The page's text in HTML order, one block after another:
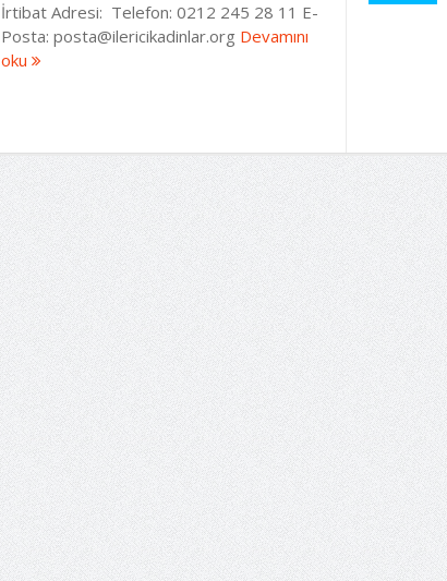
İrtibat Adresi: Telefon: 0212 245 28 11 E-
Posta: posta@ilericikadinlar.org Devamını
oku